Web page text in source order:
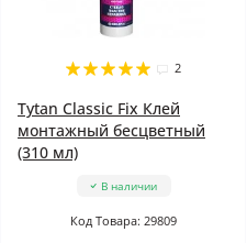
2
Tytan Classic Fix Клей
монтажный бесцветный
(310 мл)
В наличии
Код Товара: 29809